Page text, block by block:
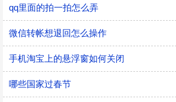
qq里面的拍一拍怎么弄
微信转帐想退回怎么操作
手机淘宝上的悬浮窗如何关闭
哪些国家过春节